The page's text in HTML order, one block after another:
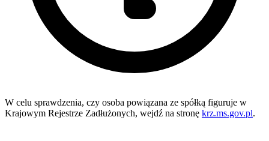
W celu sprawdzenia, czy osoba powiązana ze spółką figuruje w
Krajowym Rejestrze Zadłużonych, wejdź na stronę krz.ms.gov.pl.